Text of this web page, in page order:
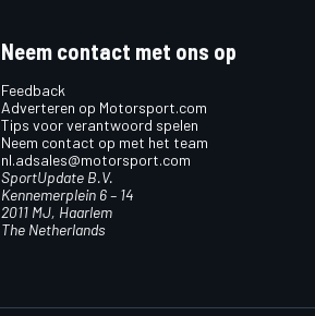
Neem contact met ons op
Feedback
Adverteren op Motorsport.com
Tips voor verantwoord spelen
Neem contact op met het team
nl.adsales@motorsport.com
SportUpdate B.V.
Kennemerplein 6 – 14
2011 MJ, Haarlem
The Netherlands